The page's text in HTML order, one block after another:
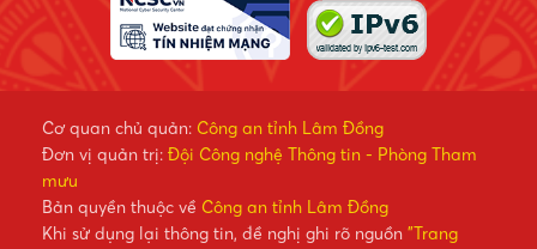
Cơ quan chủ quản: Công an tỉnh Lâm Đồng
Đơn vị quản trị: Đội Công nghệ Thông tin - Phòng Tham
mưu
Bản quyền thuộc về Công an tỉnh Lâm Đồng
Khi sử dụng lại thông tin, đề nghị ghi rõ nguồn "Trang